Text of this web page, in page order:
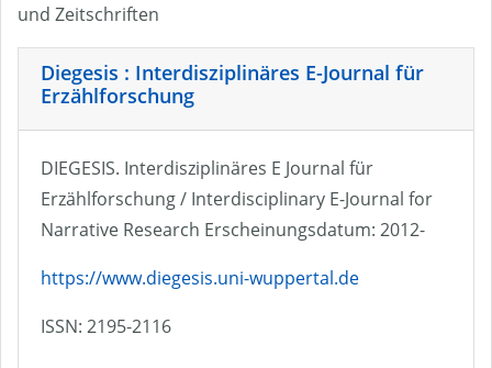
und Zeitschriften
Diegesis : Interdisziplinäres E-Journal für
Erzählforschung
DIEGESIS. Interdisziplinäres E Journal für
Erzählforschung / Interdisciplinary E-Journal for
Narrative Research Erscheinungsdatum: 2012-
https://www.diegesis.uni-wuppertal.de
ISSN: 2195-2116